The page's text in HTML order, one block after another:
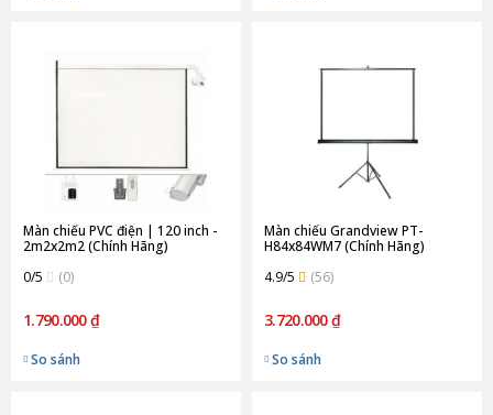
Màn chiếu PVC điện | 120 inch -
2m2x2m2 (Chính Hãng)
0/5
(0)
1.790.000 ₫
So sánh
Màn chiếu Grandview PT-
H84x84WM7 (Chính Hãng)
4.9/5
(56)
3.720.000 ₫
So sánh